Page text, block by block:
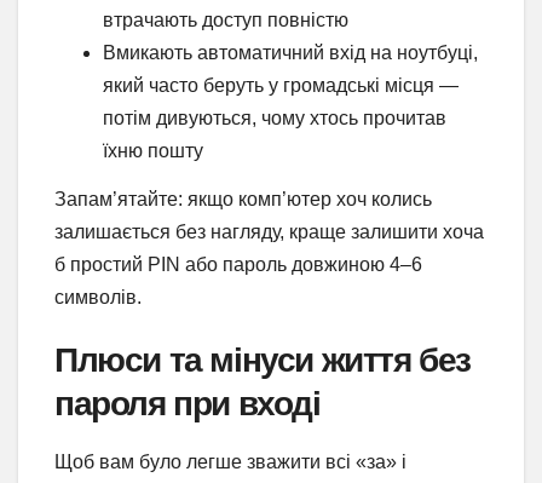
втрачають доступ повністю
Вмикають автоматичний вхід на ноутбуці,
який часто беруть у громадські місця —
потім дивуються, чому хтось прочитав
їхню пошту
Запам’ятайте: якщо комп’ютер хоч колись
залишається без нагляду, краще залишити хоча
б простий PIN або пароль довжиною 4–6
символів.
Плюси та мінуси життя без
пароля при вході
Щоб вам було легше зважити всі «за» і